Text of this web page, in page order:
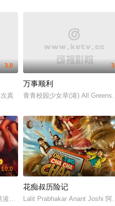
3.0
真
万事顺利
青青校园少女草(港) All
10.0
浚嘉 何珮瑜 吴志雄 张建声 徐浩昌
花痴叔历险记
Lalit Prabhakar Anant Joshi